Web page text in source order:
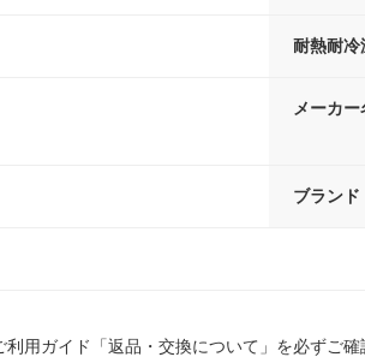
耐熱耐冷
メーカー
ブランド
利用ガイド「返品・交換について」を必ずご確